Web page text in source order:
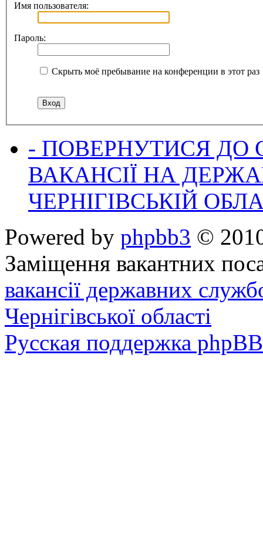
Имя пользователя:
Пароль:
Скрыть моё пребывание на конференции в этот раз
- ПОВЕРНУТИСЯ ДО
ВАКАНСІЇ НА
ЧЕРНІГІВСЬКІЙ
Powered by phpbb3 ©
Заміщення вакантних
вакансії державних
Чернігівської області
Русская поддержка phpBB